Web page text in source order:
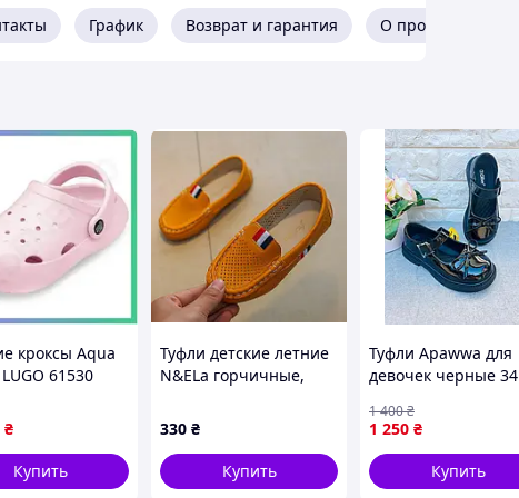
для мальчиков от 7 до 11 лет, которые
носку обувь защищает пальцы от ударов и
перегрев стопы даже в самые жаркие дни.
правильное положение стопы, снижает
отрегулировать по полноте — даже
прочные, износостойкие, легко
элементами Clibee
и поездок
График Возврат и гарантия О продавце
кроксы Aqua
61530
и
сабо SKU_608-
₴
Купить
Туфли детские летние
N&ELa горчичные,
330 ₴
Купить
Туфли Apawwa для
девочек черные 34
1 250 ₴
1 400₴
Купить